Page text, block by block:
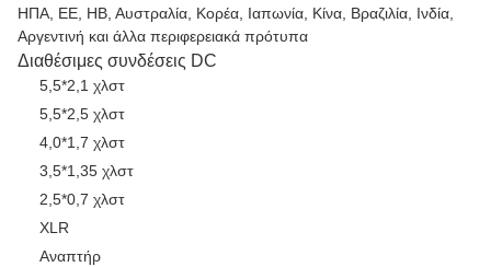
ΗΠΑ, ΕΕ, ΗΒ, Αυστραλία, Κορέα, Ιαπωνία, Κίνα, Βραζιλία, Ινδία,
Αργεντινή και άλλα περιφερειακά πρότυπα
Διαθέσιμες συνδέσεις DC
5,5*2,1 χλστ
5,5*2,5 χλστ
4,0*1,7 χλστ
3,5*1,35 χλστ
2,5*0,7 χλστ
XLR
Αναπτήρ